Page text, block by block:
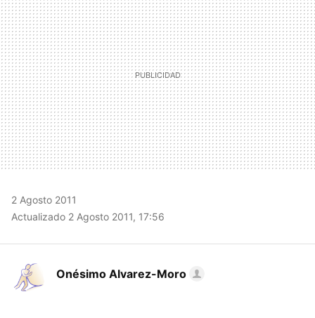
2 Agosto 2011
Actualizado 2 Agosto 2011, 17:56
Onésimo Alvarez-Moro